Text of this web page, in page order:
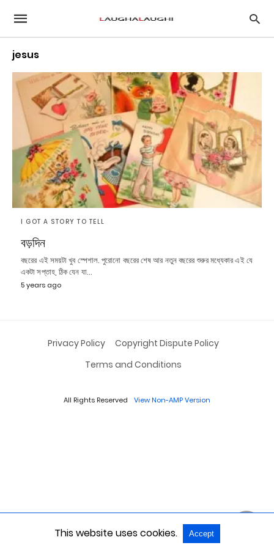
jesus
I GOT A STORY TO TELL
বড়দিন
বছরের এই সময়টা খুব স্পেশাল. পুরোনো বছরের শেষ আর নতুন বছরের শুরুর মধ্যেকার এই যে
একটা সপ্তাহ, ঠিক যেন যা…
5 years ago
Privacy Policy
Copyright Dispute Policy
Terms and Conditions
All Rights Reserved View Non-AMP Version
This website uses cookies. Accept